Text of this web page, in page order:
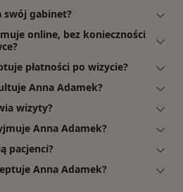
swój gabinet?
online, bez konieczności
płatności po wizycie?
Anna Adamek?
wizyty?
Anna Adamek?
pacjenci?
Anna Adamek?